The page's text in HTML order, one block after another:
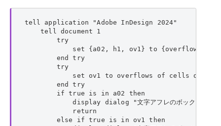
tell application "Adobe InDesign 2024"
    tell document 1
        try
set {a02, h1, ov1} to {overflows of
        end try
        try
set ov1 to overflows of cells of
        end try
        if true is in a02 then
display dialog "文字アフレのボックスがあり
            return
        else if true is in ov1 then